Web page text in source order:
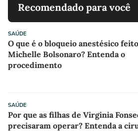
Recomendado para você
SAÚDE
O que é o bloqueio anestésico
Michelle Bolsonaro? Entenda o
procedimento
SAÚDE
Por que as filhas de Virginia
precisaram operar? Entenda a